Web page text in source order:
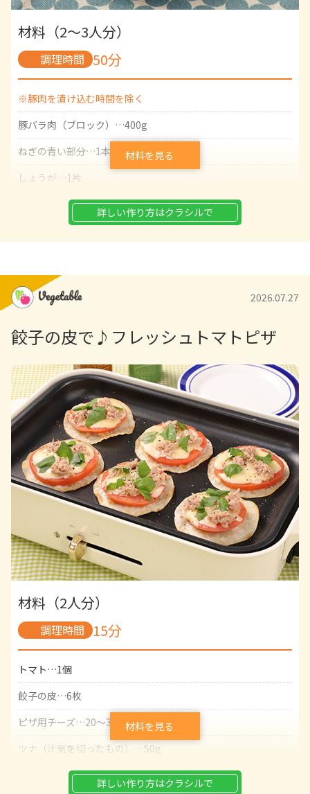
材料を見る
材料（2～3人分）
調理時間 50分
※豚肉を漬け込む時間を除く
豚バラ肉（ブロック）…400g
ねぎの青い部分…1本分
しょうが…1片
サンチュ…6枚
にんじん…1/3本
キムチ…適量
白髪ねぎ…適量
塩麹…大さじ3
酒…50ml
【A】
みそ…大さじ1
コチュジャン…大さじ1
ごま油…小さじ1
砂糖…小さじ1
白すりごま…小さじ1
詳しい作り方はクラシルで
2026.07.27
餃子の皮で♪フレッシュトマトピザ
材料を見る
材料（2人分）
調理時間 15分
トマト…1個
餃子の皮…6枚
ピザ用チーズ…20～30g
ツナ（汁気を切ったもの）…50g
バジルの葉…2～3枚
詳しい作り方はクラシルで